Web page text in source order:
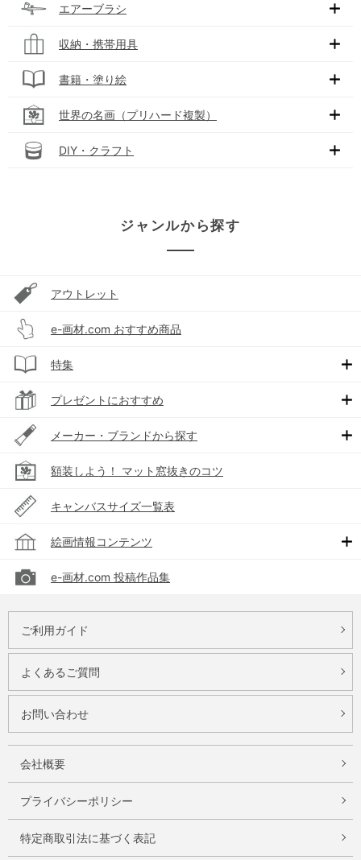
エアーブラシ
収納・携帯用具
書籍・塗り絵
世界の名画（プリハード複製）
DIY・クラフト
ジャンルから探す
アウトレット
e-画材.com おすすめ商品
特集
プレゼントにおすすめ
メーカー・ブランドから探す
額装しよう！ マット窓抜きのコツ
キャンバスサイズ一覧表
絵画情報コンテンツ
e-画材.com 投稿作品集
ご利用ガイド
よくあるご質問
お問い合わせ
会社概要
プライバシーポリシー
特定商取引法に基づく表記